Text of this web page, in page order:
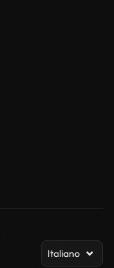
Italiano